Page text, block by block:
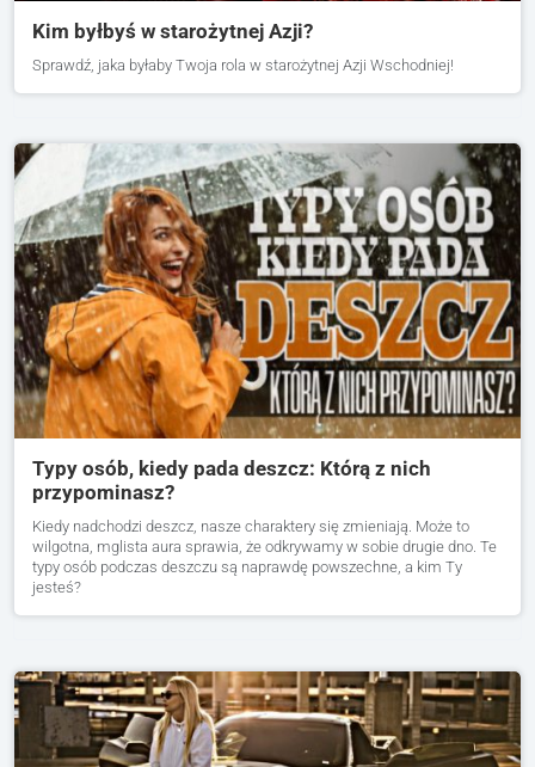
Kim byłbyś w starożytnej Azji?
Sprawdź, jaka byłaby Twoja rola w starożytnej Azji Wschodniej!
Typy osób, kiedy pada deszcz: Którą z nich
przypominasz?
Kiedy nadchodzi deszcz, nasze charaktery się zmieniają. Może to
wilgotna, mglista aura sprawia, że odkrywamy w sobie drugie dno. Te
typy osób podczas deszczu są naprawdę powszechne, a kim Ty
jesteś?